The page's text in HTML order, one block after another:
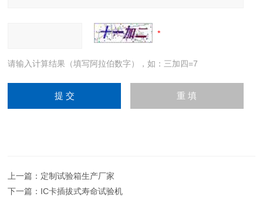
请输入计算结果（填写阿拉伯数字），如：三加四=7
上一篇： 定制试验箱生产厂家
下一篇： IC卡插拔式寿命试验机